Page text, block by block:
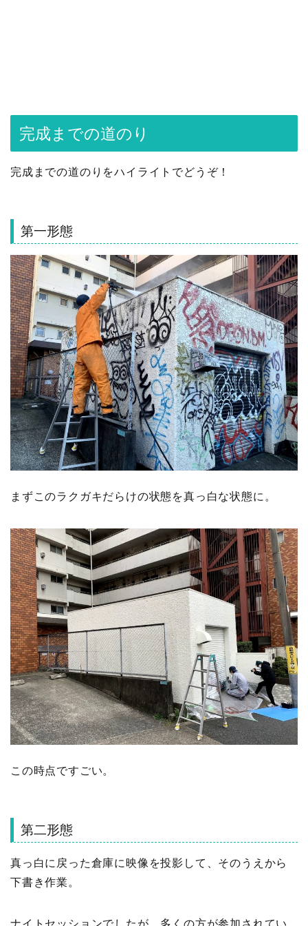
完成までの道のり
完成までの道のりをハイライトでどうぞ！
第一形態
まずこのラクガキだらけの状態を真っ白な状態に。
この時点ですごい。
第二形態
真っ白に戻った倉庫に映像を投影して、そのうえから
下書き作業。